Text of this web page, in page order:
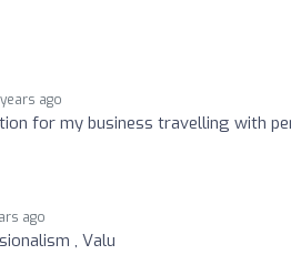
ago
for my business travelling with
ago
, Valu